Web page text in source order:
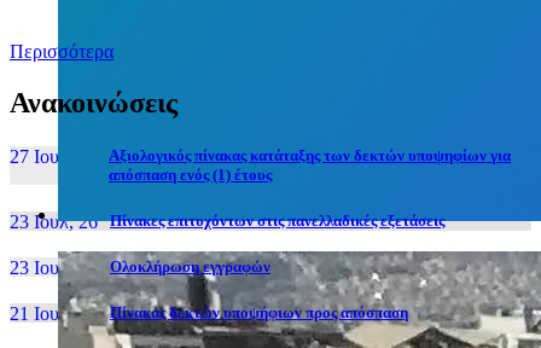
Περισσότερα
Ανακοινώσεις
27 Ιουν, 26
Αξιολογικός πίνακας κατάταξης των δεκτών υποψηφίων για
απόσπαση ενός (1) έτους
23 Ιουλ, 26 Πίνακες επιτυχόντων στις πανελλαδικές εξετάσεις
23 Ιουλ, 26 Ολοκλήρωση εγγραφών
21 Ιουλ, 26 Πίνακας δεκτών υποψήφιων προς απόσπαση